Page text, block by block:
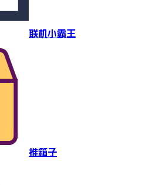
联机小霸王
推箱子